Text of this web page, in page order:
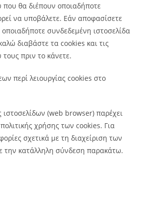
που θα διέπουν οποιαδήποτε
να υποβάλετε. Εάν αποφασίσετε
συνδεδεμένη ιστοσελίδα
διαβάστε τα cookies και τις
τους πριν το κάνετε.
περί λειουργίας cookies στο
(web browser) παρέχει
χρήσης των cookies. Για
σχετικά με τη διαχείριση των
την κατάλληλη σύνδεση παρακάτω.